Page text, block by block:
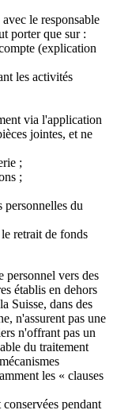
le responsable
porter que sur :
(explication
les activités
via l'application
jointes, et ne
;
;
du
retrait de fonds
personnel vers des
établis en dehors
Suisse, dans des
n'assurent pas une
n'offrant pas un
du traitement
les « clauses
pendant